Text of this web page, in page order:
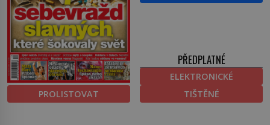
PROLISTOVAT
PŘEDPLATNÉ
ELEKTRONICKÉ
TIŠTĚNÉ